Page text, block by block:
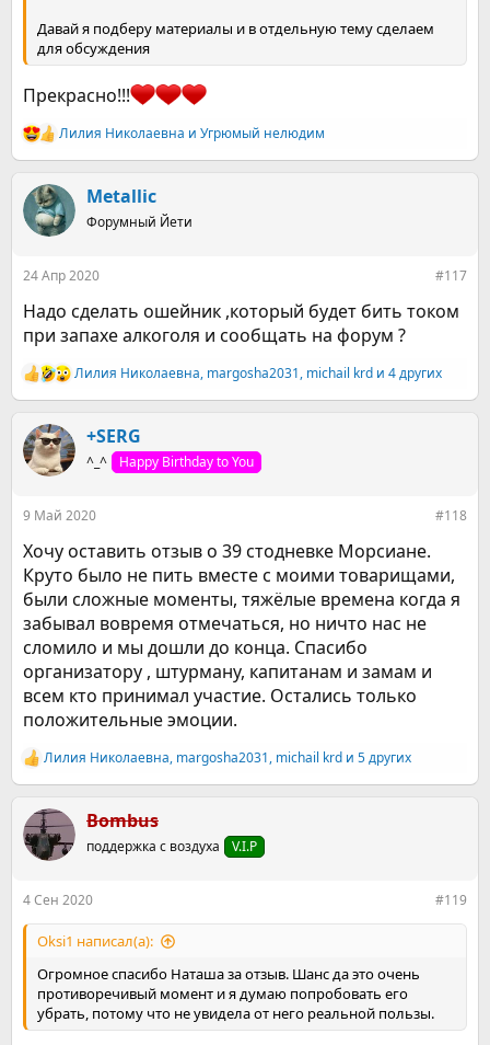
Давай я подберу материалы и в отдельную тему сделаем
для обсуждения
Прекрасно!!!
Р
е
к
ц
и
Лилия Николаевна и Угрюмый нелюдим
Metallic
Форумный Йети
24 Апр 2020 #117
Надо сделать ошейник ,который будет бить током
при запахе алкоголя и сообщать на форум ?
Р
е
к
ц
и
Лилия Николаевна, margosha2031, michail krd и 4 других
+SERG
^_^ Happy Birthday to You
9 Май 2020 #118
Хочу оставить отзыв о 39 стодневке Морсиане.
Круто было не пить вместе с моими товарищами,
были сложные моменты, тяжёлые времена когда я
забывал вовремя отмечаться, но ничто нас не
сломило и мы дошли до конца. Спасибо
организатору , штурману, капитанам и замам и
всем кто принимал участие. Остались только
положительные эмоции.
Р
е
к
ц
и
Лилия Николаевна, margosha2031, michail krd и 5 других
Bombus
поддержка с воздуха V.I.P
4 Сен 2020 #119
Oksi1 написал(а):
Огромное спасибо Наташа за отзыв. Шанс да это очень
противоречивый момент и я думаю попробовать его
убрать, потому что не увидела от него реальной пользы.